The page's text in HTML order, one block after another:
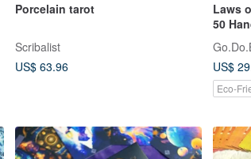
Porcelain tarot
Scribalist
US$ 63.96
Laws
50
US$
Eco-